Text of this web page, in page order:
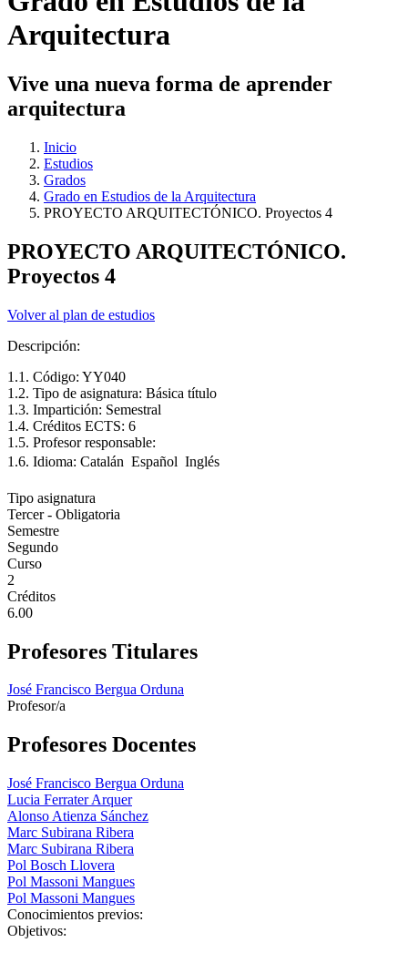
Arquitectura
Vive una nueva forma de aprender
arquitectura
Inicio
Estudios
Grados
Grado en Estudios de la Arquitectura
PROYECTO ARQUITECTÓNICO. Proyectos 4
PROYECTO ARQUITECTÓNICO.
Proyectos 4
Volver al plan de estudios
Descripción:
1.1. Código: YY040
1.2. Tipo de asignatura: Básica título
1.3. Impartición: Semestral
1.4. Créditos ECTS: 6
1.5. Profesor responsable:
1.6. Idioma: Catalán  Español  Inglés
Tipo asignatura
Tercer - Obligatoria
Semestre
Segundo
Curso
2
Créditos
6.00
Profesores Titulares
José Francisco Bergua Orduna
Profesor/a
Profesores Docentes
José Francisco Bergua Orduna
Lucia Ferrater Arquer
Alonso Atienza Sánchez
Marc Subirana Ribera
Marc Subirana Ribera
Pol Bosch Llovera
Pol Massoni Mangues
Pol Massoni Mangues
Conocimientos previos:
Objetivos: